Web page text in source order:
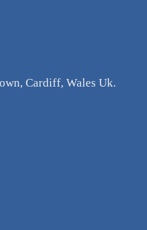
Cardiff, Wales Uk.